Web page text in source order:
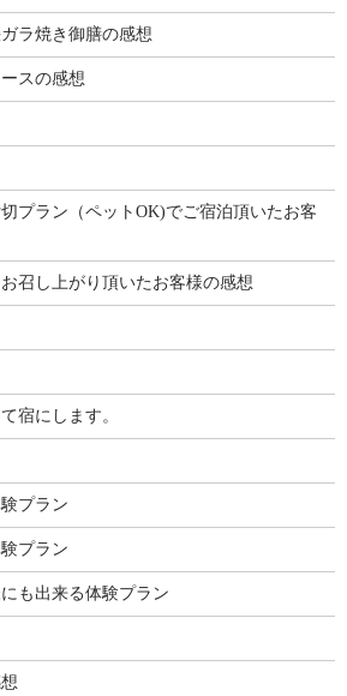
ラ焼き御膳の感想
スの感想
プラン（ペットOK)でご宿泊頂いたお客
召し上がり頂いたお客様の感想
宿にします。
プラン
プラン
も出来る体験プラン